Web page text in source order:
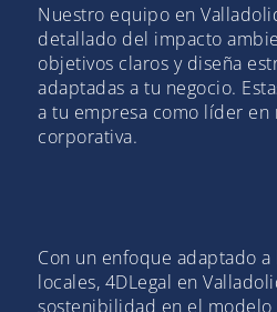
Nuestro equipo en
detallado del impacto
objetivos claros y diseña
adaptadas a tu negocio.
a tu empresa como líder en
corporativa.
Con un enfoque adaptado
locales, 4DLegal en
sostenibilidad en el modelo